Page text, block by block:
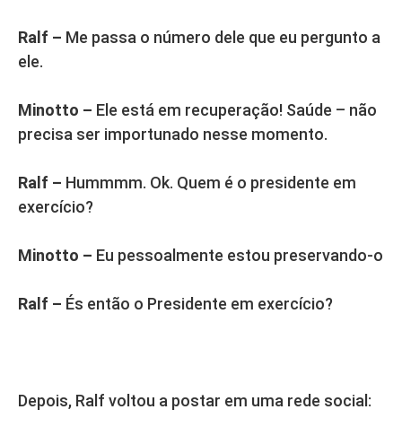
Ralf – Me passa o número dele que eu pergunto a
ele.
Minotto – Ele está em recuperação! Saúde – não
precisa ser importunado nesse momento.
Ralf – Hummmm. Ok. Quem é o presidente em
exercício?
Minotto – Eu pessoalmente estou preservando-o
Ralf – És então o Presidente em exercício?
Depois, Ralf voltou a postar em uma rede social: